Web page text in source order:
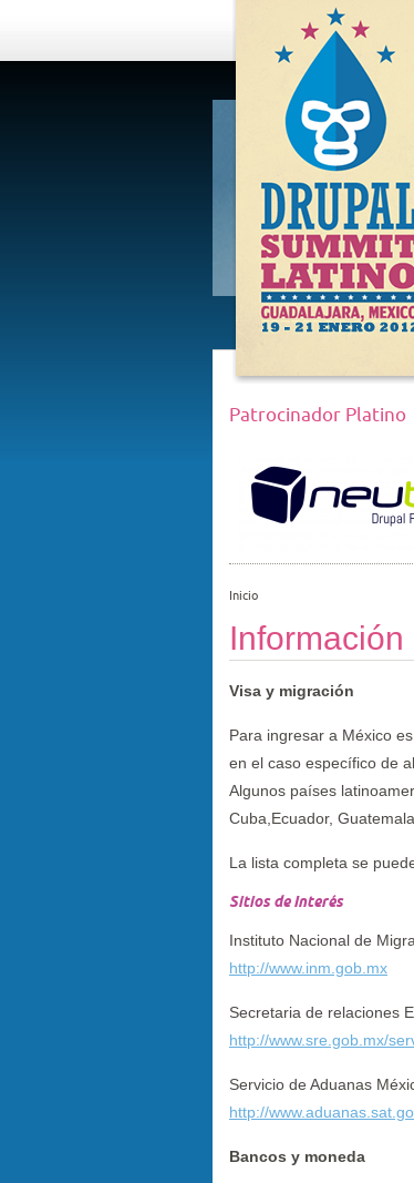
DRUPAL
SUMMIT
LATINO,
2012
Patrocinador Platino
Inicio
Información
Visa y migración
Para ingresar a México
en el caso específico de
Algunos países
Cuba,Ecuador,
La lista completa se
Sitios de Interés
Instituto Nacional de
http://www.inm.gob.mx
Secretaria de relaciones
http://www.sre.gob.mx/
Servicio de Aduanas
http://
Bancos y moneda